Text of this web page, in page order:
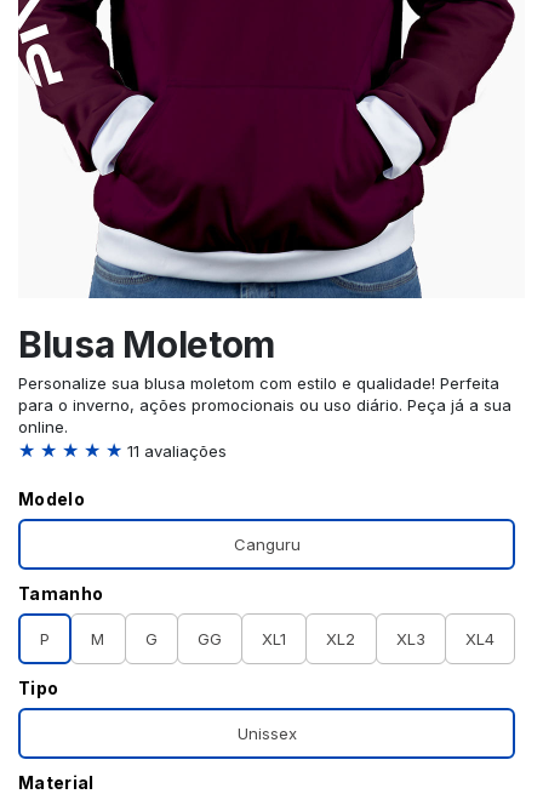
Blusa Moletom
Personalize sua blusa moletom com estilo e qualidade! Perfeita
para o inverno, ações promocionais ou uso diário. Peça já a sua
online.
★ ★ ★ ★ ★ 11 avaliações
Modelo
Canguru
Tamanho
P M G GG XL1 XL2 XL3 XL4
Tipo
Unissex
Material